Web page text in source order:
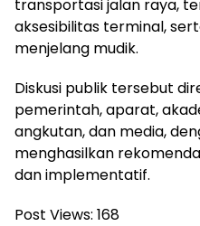
transportasi jalan raya,
aksesibilitas terminal,
menjelang mudik.
Diskusi publik tersebut
pemerintah, aparat,
angkutan, dan media,
menghasilkan
dan implementatif.
Post Views: 168